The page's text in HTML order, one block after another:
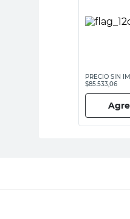
PRECIO SIN
$85.533,06